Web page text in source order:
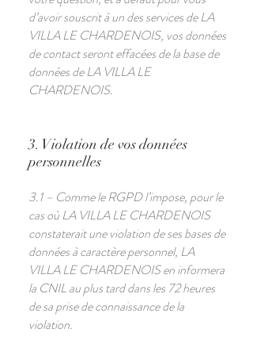
d’avoir souscrit à un des services de LA
VILLA LE CHARDENOIS, vos données
de contact seront effacées de la base de
données de LA VILLA LE
CHARDENOIS.
3. Violation de vos données
personnelles
3.1 – Comme le RGPD l’impose, pour le
cas où LA VILLA LE CHARDENOIS
constaterait une violation de ses bases de
données à caractère personnel, LA
VILLA LE CHARDENOIS en informera
la CNIL au plus tard dans les 72 heures
de sa prise de connaissance de la
violation.